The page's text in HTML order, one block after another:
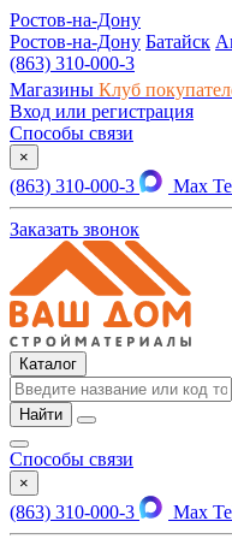
Ростов-на-Дону
Ростов-на-Дону Батайск
(863) 310-000-3
Магазины Клуб
Вход или регистрация
Способы связи
×
(863) 310-000-3 Max
Заказать звонок
Каталог
Найти
Способы связи
×
(863) 310-000-3 Max